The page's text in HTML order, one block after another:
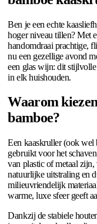
Ben je een echte
hoger niveau tillen? Met
handomdraai prachtige,
nu een gezellige avond
een glas wijn: dit
in elk huishouden.
Waarom
bamboe?
Een kaaskruller (ook wel
gebruikt voor het
van plastic of metaal
natuurlijke uitstraling en
milieuvriendelijk
warme, luxe sfeer geeft
Dankzij de stabiele